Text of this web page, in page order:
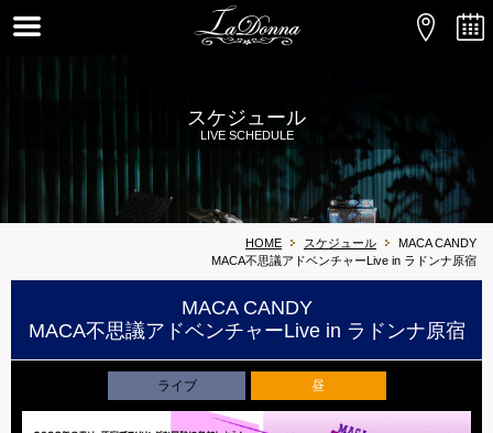
スケジュール
LIVE SCHEDULE
HOME スケジュール
MACA CANDY
MACA不思議アドベンチャーLive in ラドンナ原宿
MACA CANDY
MACA不思議アドベンチャーLive in ラドンナ原宿
ライブ 昼